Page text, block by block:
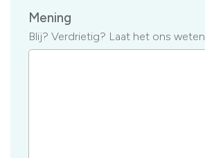
Mening
Blij? Verdrietig? Laat het ons weten